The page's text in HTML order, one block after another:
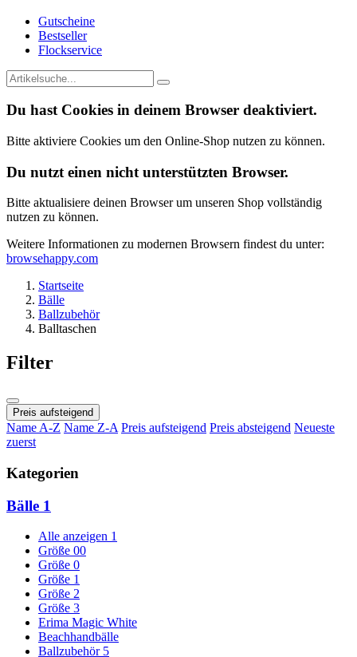
Gutscheine
Bestseller
Flockservice
Du hast Cookies in deinem Browser deaktiviert.
Bitte aktiviere Cookies um den Online-Shop nutzen zu können.
Du nutzt einen nicht unterstützten Browser.
Bitte aktualisiere deinen Browser um unseren Shop vollständig
nutzen zu können.
Weitere Informationen zu modernen Browsern findest du unter:
browsehappy.com
Startseite
Bälle
Ballzubehör
Balltaschen
Filter
Preis aufsteigend
Name A-Z Name Z-A Preis aufsteigend Preis absteigend Neueste
zuerst
Kategorien
Bälle 1
Alle anzeigen 1
Größe 00
Größe 0
Größe 1
Größe 2
Größe 3
Erima Magic White
Beachhandbälle
Ballzubehör 5